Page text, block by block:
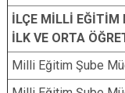
İLÇE MİLLİ EĞİTİM
İLK VE ORTA
Milli Eğitim Şube